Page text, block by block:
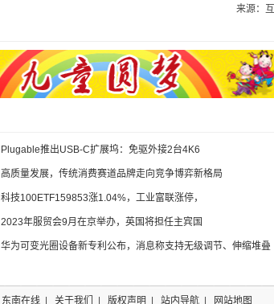
来源：
Plugable推出USB-C扩展坞：免驱外接2台4K6
高质量发展，传统消费赛道品牌走向竞争博弈新格局
科技100ETF159853涨1.04%，工业富联涨停，
2023年服贸会9月在京举办，英国将担任主宾国
华为可变光圈设备新专利公布，消息称支持无级调节、伸缩堆叠
东南在线 关于我们 版权声明 站内导航 网站地图